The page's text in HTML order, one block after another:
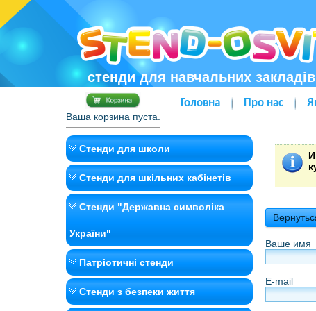
стенди для навчальних
Ваша корзина пуста.
Головна Про нас
Стенди для школи
Стенди для шкільних кабінетів
Стенди "Державна символіка
України"
Патріотичні стенди
Стенди з безпеки життя
Ваше имя
E-mail